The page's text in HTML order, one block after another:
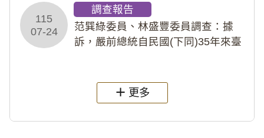
術倫理等情案調查報告。(115教調
31)
115
07-24
調查報告
范巽綠委員、林盛豐委員調查：據
訴，嚴前總統自民國(下同)35年來臺
過世後，總統府於89年間函請其家屬
繼續留住
更多